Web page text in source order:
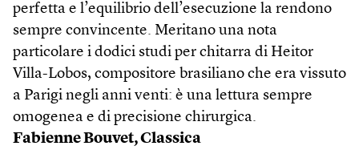
perfetta e l’equilibrio dell’esecuzione la rendono
sempre convincente. Meritano una nota
particolare i dodici studi per chitarra di Heitor
Villa-Lobos, compositore brasiliano che era vissuto
a Parigi negli anni venti: è una lettura sempre
omogenea e di precisione chirurgica.
Fabienne Bouvet, Classica